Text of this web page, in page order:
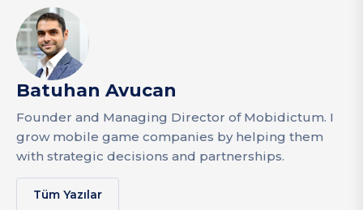
Batuhan Avucan
Founder and Managing Director of Mobidictum. I
grow mobile game companies by helping them
with strategic decisions and partnerships.
Tüm Yazılar